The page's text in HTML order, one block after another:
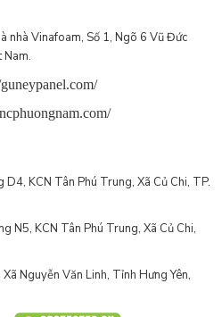
nhà Vinafoam, Số 1, Ngõ 6 Vũ Đức
Nam.
KCN Tân Phú Trung, Xã Củ Chi, TP.
N5, KCN Tân Phú Trung, Xã Củ Chi,
Nguyễn Văn Linh, Tỉnh Hưng Yên,